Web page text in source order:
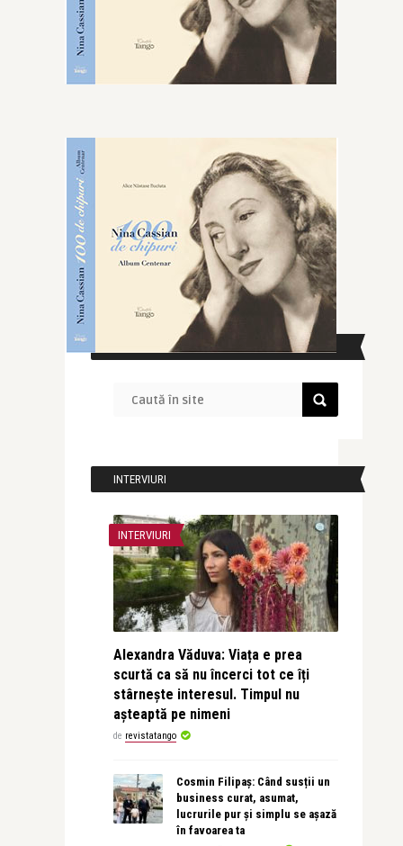
CAUTĂ ÎN SITE
INTERVIURI
INTERVIURI
Alexandra Văduva: Viața e prea
scurtă ca să nu încerci tot ce îți
stârnește interesul. Timpul nu
așteaptă pe nimeni
de revistatango
Cosmin Filipaș: Când susții un
business curat, asumat,
lucrurile pur și simplu se așază
în favoarea ta